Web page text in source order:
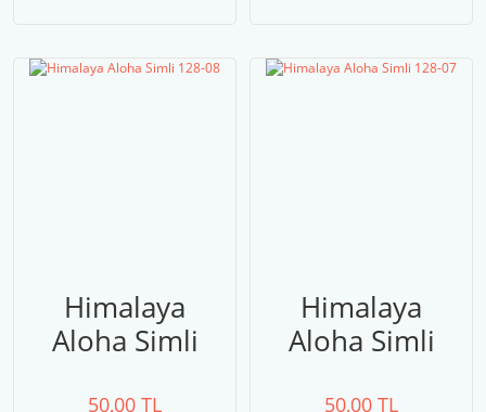
Himalaya
Aloha Simli
50,00 TL
Himalaya
Aloha Simli
50,00 TL